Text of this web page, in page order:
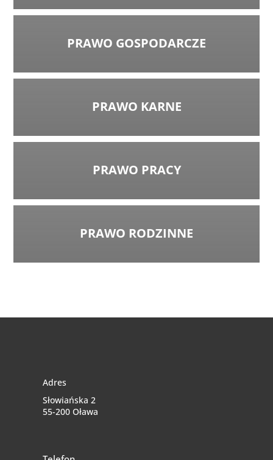
PRAWO GOSPODARCZE
PRAWO KARNE
PRAWO PRACY
PRAWO RODZINNE
Adres
Słowiańska 2
55-200 Oława